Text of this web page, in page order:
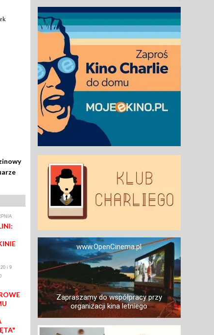
i 9
www.OpenCinema.pl
Zapraszamy do współpracy przy
organizacji kina letniego